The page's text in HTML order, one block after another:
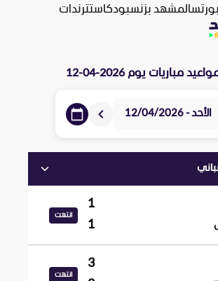
المشهد بزنسبودكاستترندات
مباريات يوم2026-04-12
الأحد - 12/04/2026
1
1
انتهت
3
انتهت